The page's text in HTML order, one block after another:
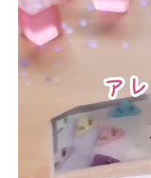
ビジネスと働き方の
AI活用のいまが分かる
企業ITのトレンドを
経営リーダーのコミ
マーケ×ITの今がよく